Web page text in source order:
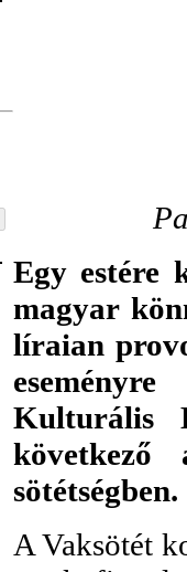
Egy estére
magyar
líraian
Kulturális
következő
sötétségben.
A Vaksötét